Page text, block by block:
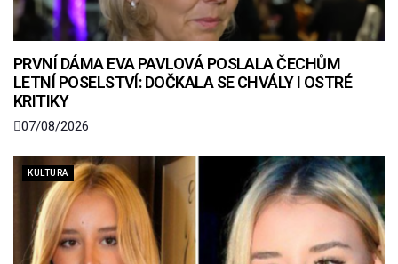
PRVNÍ DÁMA EVA PAVLOVÁ POSLALA ČECHŮM
LETNÍ POSELSTVÍ: DOČKALA SE CHVÁLY I OSTRÉ
KRITIKY
07/08/2026
KULTURA